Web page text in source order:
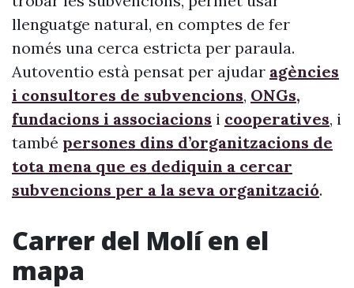
llenguatge natural, en comptes de fer
només una cerca estricta per paraula.
Autoventio està pensat per ajudar agències
i consultores de subvencions, ONGs,
fundacions i associacions i cooperatives, i
també persones dins d’organitzacions de
tota mena que es dediquin a cercar
subvencions per a la seva organització.
Carrer del Molí en el
mapa